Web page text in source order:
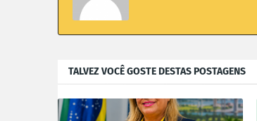
TALVEZ VOCÊ GOSTE DESTAS POSTAGENS